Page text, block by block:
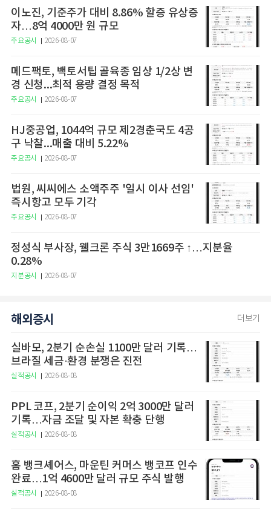
이노진, 기준주가 대비 8.86% 할증 유상증
자…8억 4000만 원 규모
주요공시 2026-08-07
메드팩토, 백토서팁 골육종 임상 1/2상 변
경 신청...최적 용량 결정 목적
주요공시 2026-08-07
HJ중공업, 1044억 규모 제2경춘국도 4공
구 낙찰...매출 대비 5.22%
주요공시 2026-08-07
법원, 씨씨에스 소액주주 '일시 이사 선임'
즉시항고 모두 기각
주요공시 2026-08-07
정성식 부사장, 웰크론 주식 3만1669주 ↑…지분율
0.28%
지분공시 2026-08-07
해외증시 더보기
실바모, 2분기 순손실 1100만 달러 기록…
브라질 세금·환경 분쟁은 진전
실적공시 2026-08-08
PPL 코프, 2분기 순이익 2억 3000만 달러
기록…자금 조달 및 자본 확충 단행
실적공시 2026-08-08
홈 뱅크셰어스, 마운틴 커머스 뱅코프 인수
완료…1억 4600만 달러 규모 주식 발행
실적공시 2026-08-08